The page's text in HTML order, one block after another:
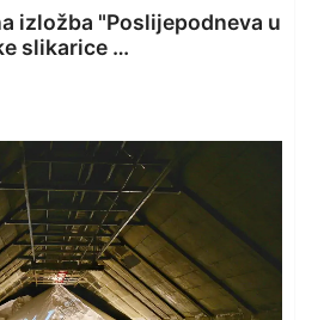
izložba "Poslijepodneva u
slikarice …